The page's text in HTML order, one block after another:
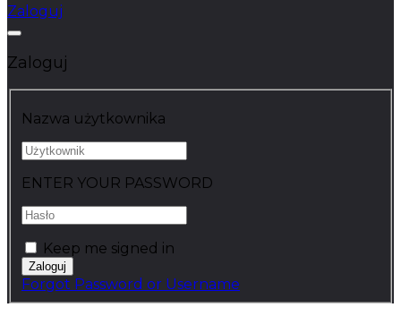
Zaloguj
Zaloguj
Nazwa użytkownika
ENTER YOUR PASSWORD
Keep me signed in
Forgot Password or Username